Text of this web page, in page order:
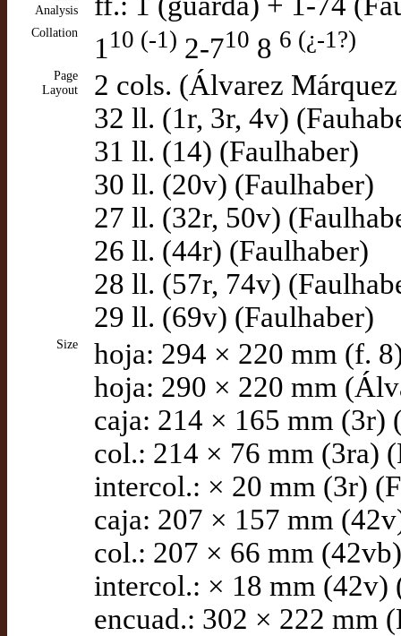
Analysis
Collation 1 10 (-1) 2-710 8 6 (¿-1?)
Page
Layout
2 cols. (Álvarez
32 ll. (1r, 3r, 4v)
31 ll. (14) (Faulhaber)
30 ll. (20v) (Faulhaber)
27 ll. (32r, 50v)
26 ll. (44r) (Faulhaber)
28 ll. (57r, 74v)
29 ll. (69v) (Faulhaber)
Size
hoja: 294 × 220 mm (f.
hoja: 290 × 220 mm
caja: 214 × 165 mm (3r)
col.: 214 × 76 mm (3ra)
intercol.: × 20 mm (3r)
caja: 207 × 157 mm
col.: 207 × 66 mm
intercol.: × 18 mm (42v)
encuad.: 302 × 222 mm